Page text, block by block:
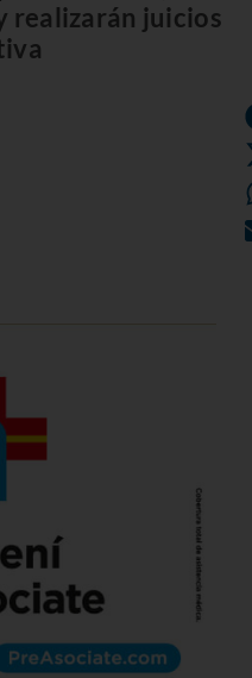
realizarán juicios